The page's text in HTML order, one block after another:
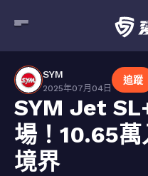
SYM
2025年07月04日
追蹤
SYM Jet
場！10.65
境界